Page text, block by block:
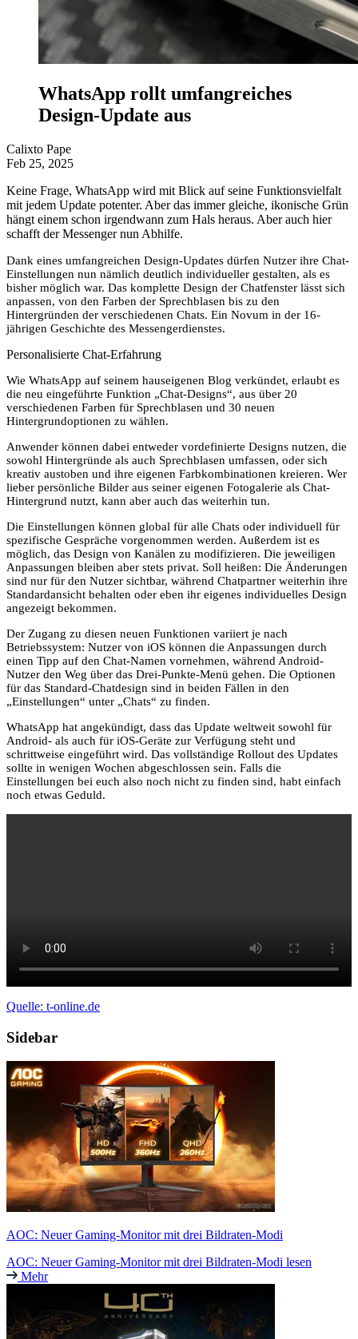
WhatsApp rollt umfangreiches
Design-Update aus
Calixto Pape
Feb 25, 2025
Keine Frage, WhatsApp wird mit Blick auf seine Funktionsvielfalt
mit jedem Update potenter. Aber das immer gleiche, ikonische Grün
hängt einem schon irgendwann zum Hals heraus. Aber auch hier
schafft der Messenger nun Abhilfe.
Dank eines umfangreichen Design-Updates dürfen Nutzer ihre Chat-
Einstellungen nun nämlich deutlich individueller gestalten, als es
bisher möglich war. Das komplette Design der Chatfenster lässt sich
anpassen, von den Farben der Sprechblasen bis zu den
Hintergründen der verschiedenen Chats. Ein Novum in der 16-
jährigen Geschichte des Messengerdienstes.
Personalisierte Chat-Erfahrung
Wie WhatsApp auf seinem hauseigenen Blog verkündet, erlaubt es
die neu eingeführte Funktion „Chat-Designs“, aus über 20
verschiedenen Farben für Sprechblasen und 30 neuen
Hintergrundoptionen zu wählen.
Anwender können dabei entweder vordefinierte Designs nutzen, die
sowohl Hintergründe als auch Sprechblasen umfassen, oder sich
kreativ austoben und ihre eigenen Farbkombinationen kreieren. Wer
lieber persönliche Bilder aus seiner eigenen Fotogalerie als Chat-
Hintergrund nutzt, kann aber auch das weiterhin tun.
Die Einstellungen können global für alle Chats oder individuell für
spezifische Gespräche vorgenommen werden. Außerdem ist es
möglich, das Design von Kanälen zu modifizieren. Die jeweiligen
Anpassungen bleiben aber stets privat. Soll heißen: Die Änderungen
sind nur für den Nutzer sichtbar, während Chatpartner weiterhin ihre
Standardansicht behalten oder eben ihr eigenes individuelles Design
angezeigt bekommen.
Der Zugang zu diesen neuen Funktionen variiert je nach
Betriebssystem: Nutzer von iOS können die Anpassungen durch
einen Tipp auf den Chat-Namen vornehmen, während Android-
Nutzer den Weg über das Drei-Punkte-Menü gehen. Die Optionen
für das Standard-Chatdesign sind in beiden Fällen in den
„Einstellungen“ unter „Chats“ zu finden.
WhatsApp hat angekündigt, dass das Update weltweit sowohl für
Android- als auch für iOS-Geräte zur Verfügung steht und
schrittweise eingeführt wird. Das vollständige Rollout des Updates
sollte in wenigen Wochen abgeschlossen sein. Falls die
Einstellungen bei euch also noch nicht zu finden sind, habt einfach
noch etwas Geduld.
Quelle: t-online.de
Sidebar
AOC: Neuer Gaming-Monitor mit drei Bildraten-Modi
AOC: Neuer Gaming-Monitor mit drei Bildraten-Modi lesen
Mehr